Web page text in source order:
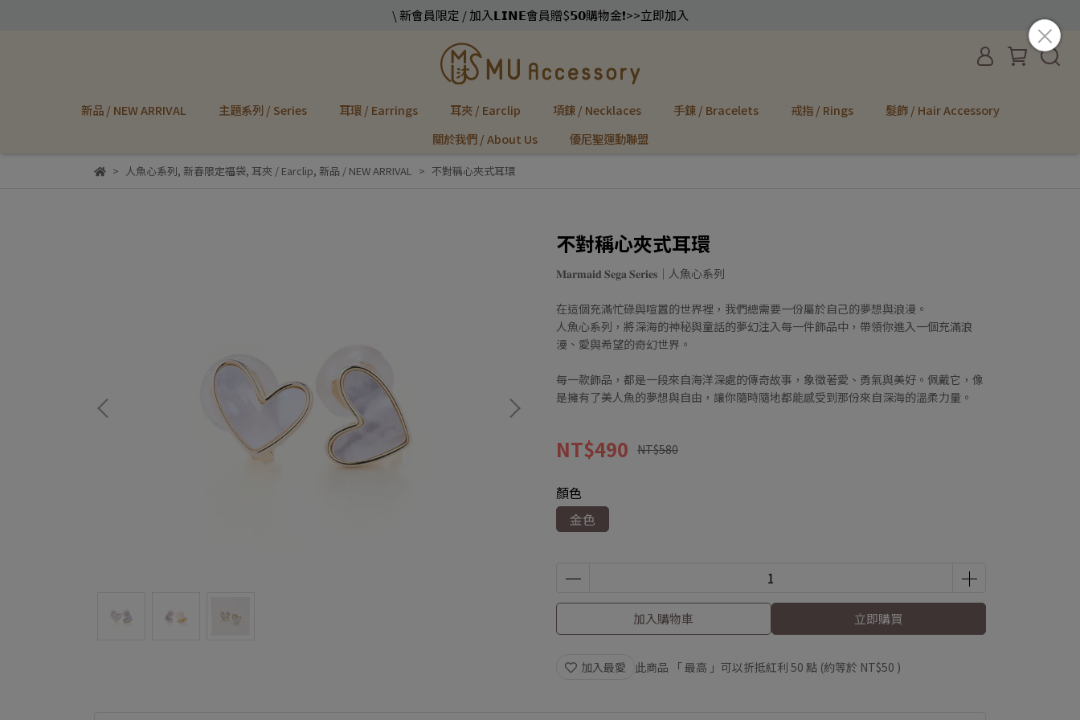
\ 新會員限定 / 加入𝗟𝗜𝗡𝗘會員贈$𝟱𝟬購物金❗️>>立即加入
新品 / NEW ARRIVAL 主題系列 / Series 耳環 / Earrings 耳夾 / Earclip 項鍊 / Necklaces 手鍊 / Bracelets 戒指 / Rings
髮飾 / Hair Accessory
關於我們 / About Us
優尼聖運動聯盟
人魚心系列, 新春限定福袋, 耳夾 / Earclip, 新品 / NEW ARRIVAL 不對稱心夾式耳環
不對稱心夾式耳環
𝐌𝐚𝐫𝐦𝐚𝐢𝐝 𝐒𝐞𝐠𝐚 𝐒𝐞𝐫𝐢𝐞𝐬｜人魚心系列
在這個充滿忙碌與喧囂的世界裡，我們總需要一份屬於自己的夢想與浪漫。
人魚心系列，將深海的神秘與童話的夢幻注入每一件飾品中，帶領你進入一個充滿浪
漫、愛與希望的奇幻世界。
每一款飾品，都是一段來自海洋深處的傳奇故事，象徵著愛、勇氣與美好。佩戴它，像
是擁有了美人魚的夢想與自由，讓你隨時隨地都能感受到那份來自深海的溫柔力量。
NT$490 NT$580
顏色
金色
加入購物車 立即購買
加入最愛 此商品 「 最高 」可以折抵紅利 50 點 (約等於 NT$50 )